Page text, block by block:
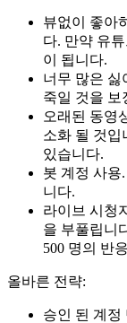
뷰없이 좋아
다. 만약 유
이 됩니다.
너무 많은 싫
죽일 것을 보
오래된 동영
소화 될 것입
있습니다.
봇 계정 사용
니다.
라이브 시청
을 부풀립니
500 명의 반
올바른 전략:
승인 된 계정